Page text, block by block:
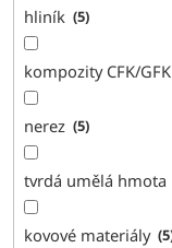
hliník 5
kompozity CFK/GFK
nerez 5
tvrdá umělá hmota
kovové materiály 5